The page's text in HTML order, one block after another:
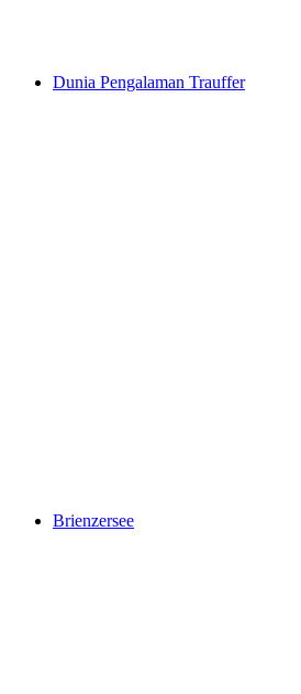
Dunia Pengalaman Trauffer
Brienzersee